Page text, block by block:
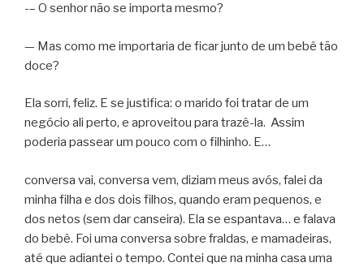
-– O senhor não se importa mesmo?
— Mas como me importaria de ficar junto de um bebê tão
doce?
Ela sorri, feliz. E se justifica: o marido foi tratar de um
negócio ali perto, e aproveitou para trazê-la. Assim
poderia passear um pouco com o filhinho. E…
conversa vai, conversa vem, diziam meus avós, falei da
minha filha e dos dois filhos, quando eram pequenos, e
dos netos (sem dar canseira). Ela se espantava… e falava
do bebê. Foi uma conversa sobre fraldas, e mamadeiras,
até que adiantei o tempo. Contei que na minha casa uma